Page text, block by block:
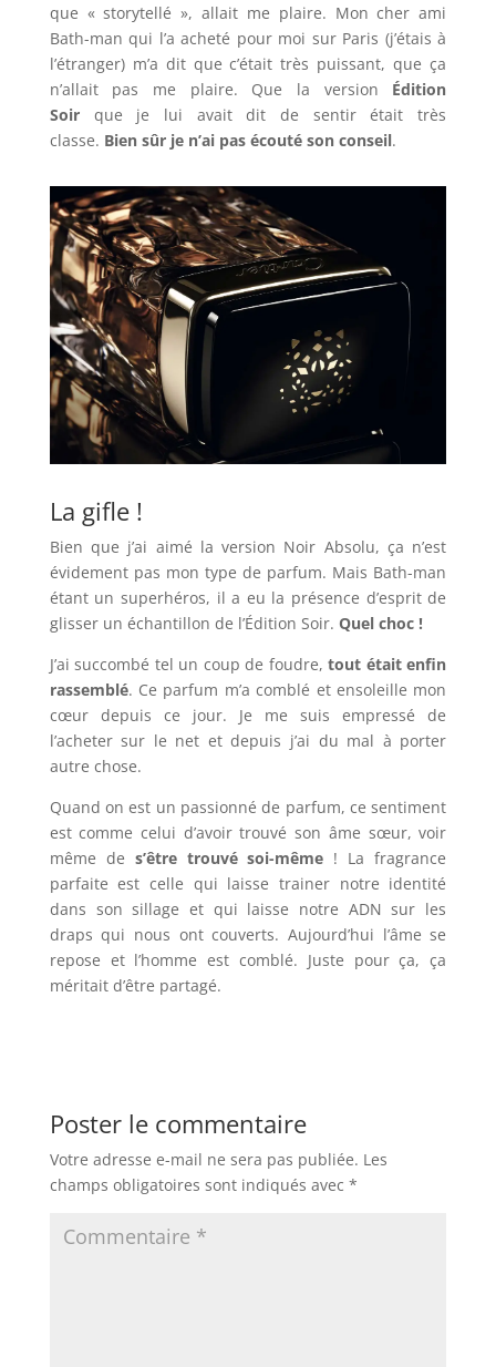
que « storytellé », allait me plaire. Mon cher ami
Bath-man qui l’a acheté pour moi sur Paris (j’étais à
l’étranger) m’a dit que c’était très puissant, que ça
n’allait pas me plaire. Que la version Édition
Soirque je lui avait dit de sentir était très
classe. Bien sûr je n’ai pas écouté son conseil.
La gifle !
Bien que j’ai aimé la version Noir Absolu, ça n’est
évidement pas mon type de parfum. Mais Bath-man
étant un superhéros, il a eu la présence d’esprit de
glisser un échantillon de l’Édition Soir. Quel choc !
J’ai succombé tel un coup de foudre, tout était enfin
rassemblé. Ce parfum m’a comblé et ensoleille mon
cœur depuis ce jour. Je me suis empressé de
l’acheter sur le net et depuis j’ai du mal à porter
autre chose.
Quand on est un passionné de parfum, ce sentiment
est comme celui d’avoir trouvé son âme sœur, voir
même de s’être trouvé soi-même ! La fragrance
parfaite est celle qui laisse trainer notre identité
dans son sillage et qui laisse notre ADN sur les
draps qui nous ont couverts. Aujourd’hui l’âme se
repose et l’homme est comblé. Juste pour ça, ça
méritait d’être partagé.
Poster le commentaire
Votre adresse e-mail ne sera pas publiée. Les
champs obligatoires sont indiqués avec *